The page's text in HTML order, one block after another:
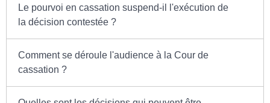
Le pourvoi en cassation suspend-il l'exécution de
la décision contestée ?
Comment se déroule l'audience à la Cour de
cassation ?